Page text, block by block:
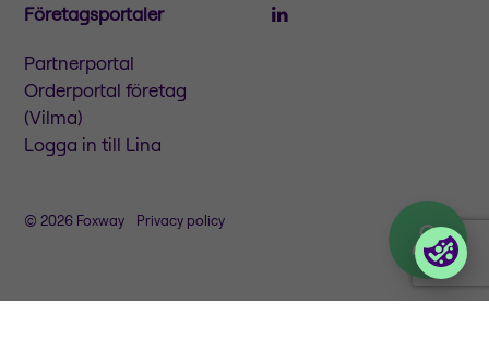
Företagsportaler
Partnerportal
Orderportal företag
(Vilma)
Logga in till Lina
© 2026 Foxway Privacy policy